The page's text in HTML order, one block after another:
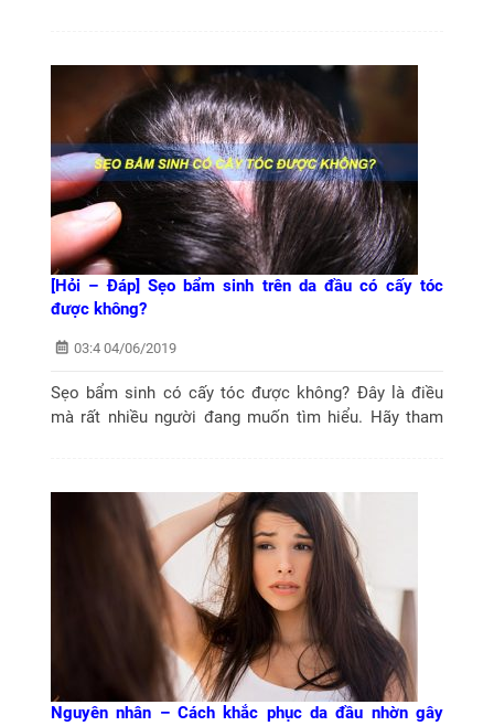
[Hỏi – Đáp] Sẹo bẩm sinh trên da đầu có cấy tóc
được không?
03:4 04/06/2019
Sẹo bẩm sinh có cấy tóc được không? Đây là điều
mà rất nhiều người đang muốn tìm hiểu. Hãy tham
Nguyên nhân – Cách khắc phục da đầu nhờn gây